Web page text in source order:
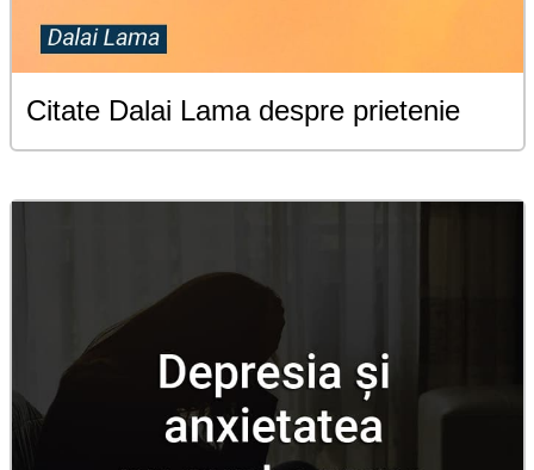
Citate Dalai Lama despre prietenie